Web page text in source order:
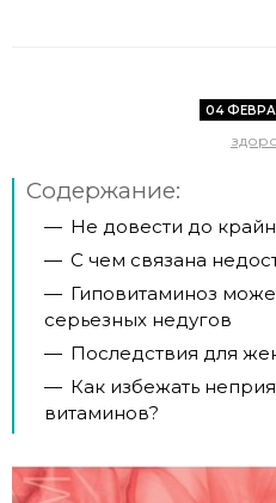
04
Содержание:
— Не довести до
— С чем связана
— Гиповитаминоз
серьезных недугов
— Последствия для
— Как избежать
витаминов?